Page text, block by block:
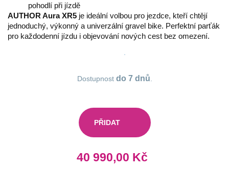
pohodlí při jízdě
AUTHOR Aura XR5 je ideální volbou pro jezdce, kteří chtějí
jednoduchý, výkonný a univerzální gravel bike. Perfektní parťák
pro každodenní jízdu i objevování nových cest bez omezení.
Dostupnost do 7 dnů
40 990,00 Kč